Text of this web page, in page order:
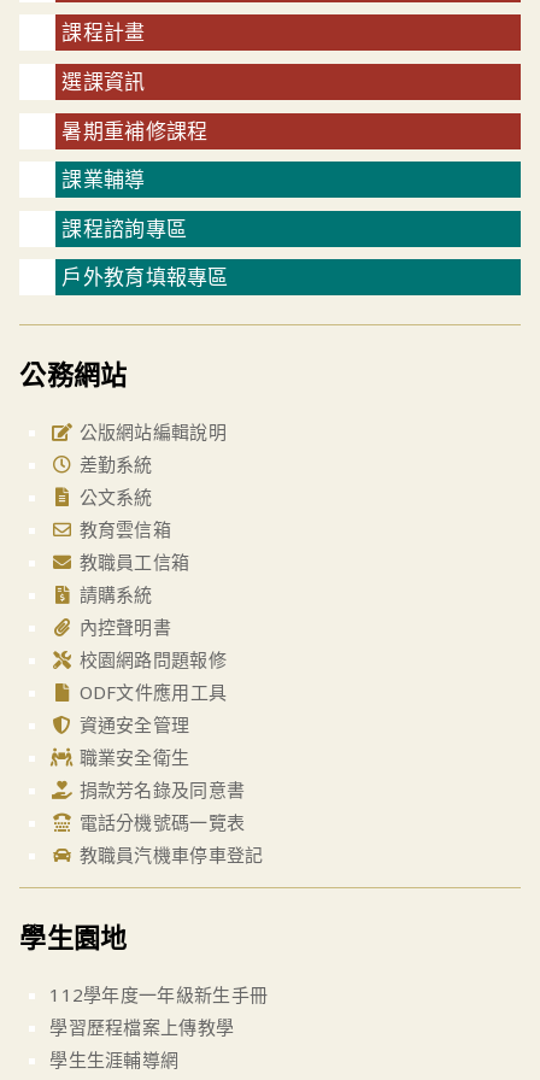
課程計畫
選課資訊
暑期重補修課程
課業輔導
課程諮詢專區
戶外教育填報專區
公務網站
公版網站編輯說明
差勤系統
公文系統
教育雲信箱
教職員工信箱
請購系統
內控聲明書
校園網路問題報修
ODF文件應用工具
資通安全管理
職業安全衛生
捐款芳名錄及同意書
電話分機號碼一覽表
教職員汽機車停車登記
學生園地
112學年度一年級新生手冊
學習歷程檔案上傳教學
學生生涯輔導網